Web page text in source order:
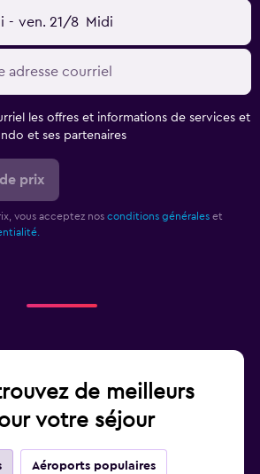
- ven. 21/8 Midi
les offres et informations de services et
et ses partenaires
prix
vous acceptez nos conditions générales et
de meilleurs
votre séjour
Aéroports populaires